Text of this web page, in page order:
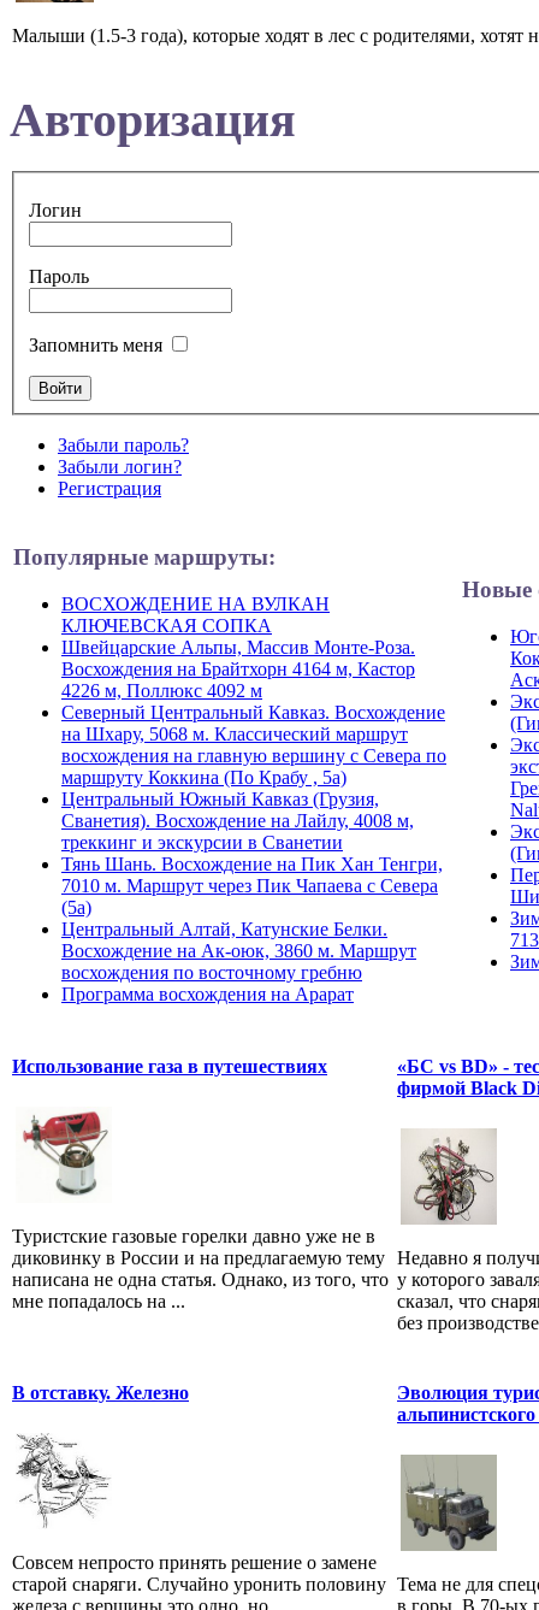
Малыши (1.5-3 года), которые ходят в лес с родителями, хотят
Авторизация
Логин
Пароль
Запомнить меня
Забыли пароль?
Забыли логин?
Регистрация
Популярные маршруты:
ВОСХОЖДЕНИЕ НА ВУЛКАН
КЛЮЧЕВСКАЯ СОПКА
Швейцарские Альпы, Массив Монте-Роза.
Восхождения на Брайтхорн 4164 м, Кастор
4226 м, Поллюкс 4092 м
Северный Центральный Кавказ. Восхождение
на Шхару, 5068 м. Классический маршрут
восхождения на главную вершину с Севера по
маршруту Коккина (По Крабу , 5а)
Центральный Южный Кавказ (Грузия,
Сванетия). Восхождение на Лайлу, 4008 м,
треккинг и экскурсии в Сванетии
Тянь Шань. Восхождение на Пик Хан Тенгри,
7010 м. Маршрут через Пик Чапаева с Севера
(5а)
Центральный Алтай, Катунские Белки.
Восхождение на Ак-оюк, 3860 м. Маршрут
восхождения по восточному гребню
Программа восхождения на Арарат
Новые
Использование газа в путешествиях
Туристские газовые горелки давно уже не в
диковинку в России и на предлагаемую тему
написана не одна статья. Однако, из того, что
мне попадалось на ...
«БС vs BD» -
фирмой Black
Недавно я
у которого
сказал, что
без
В отставку. Железно
Совсем непросто принять решение о замене
старой снаряги. Случайно уронить половину
железа с вершины это одно, но
Эволюция
Тема не для
в горы. В 70-ых